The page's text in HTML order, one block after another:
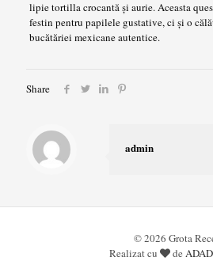
lipie tortilla crocantă și aurie. Aceasta
festin pentru papilele gustative, ci și o
bucătăriei mexicane autentice.
Share
admin
© 2026 Grota
Realizat cu
de